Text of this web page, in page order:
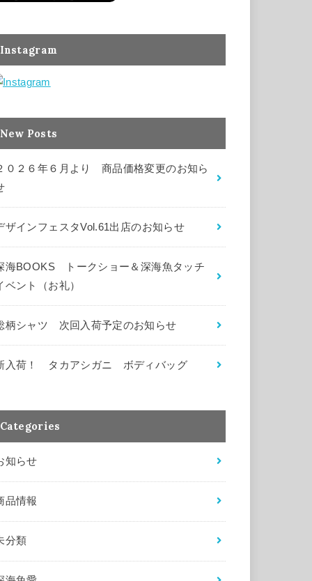
Instagram
New Posts
０２６年６月より 商品価格変更のお知ら
ザインフェスタVol.61出店のお知らせ
海BOOKS トークショー＆深海魚タッチ
ベント（お礼）
柄シャツ 次回入荷予定のお知らせ
入荷！ タカアシガニ ボディバッグ
Categories
知らせ
品情報
分類